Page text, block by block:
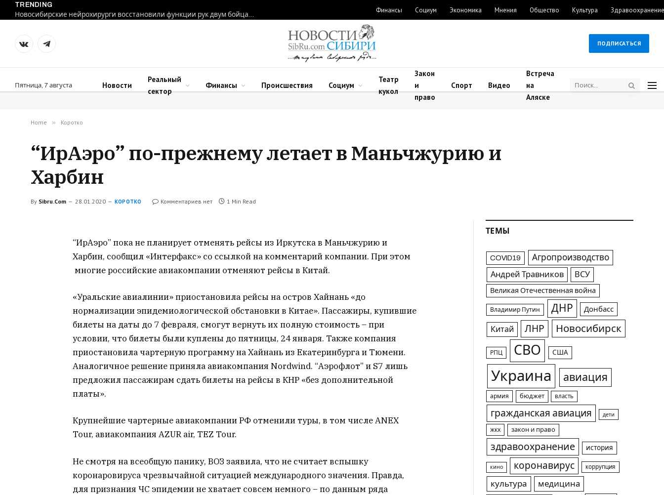
TRENDING
Новосибирские нейрохирурги восстановили функции рук двум бойцам после минно-взрывных травм
Финансы Социум Экономика Мнения Общество Культура Здравоохранение
VKontakteTelegram
ПОДПИСАТЬСЯ
Пятница, 7 августа Новости
Реальный
сектор
Финансы Происшествия Социум
Театр
кукол
Закон
и
право
Спорт Видео
Встреча
на
Аляске
Home » Коротко
“ИрАэро” по-прежнему летает в Маньчжурию и
Харбин
By Sibru.Com 28.01.2020 КОРОТКО Комментариев нет 1 Min Read
“ИрАэро” пока не планирует отменять рейсы из Иркутска в Маньчжурию и
Харбин, сообщил «Интерфакс» со ссылкой на комментарий компании. При этом
многие российские авиакомпании отменяют рейсы в Китай.
«Уральские авиалинии» приостановила рейсы на остров Хайнань «до
нормализации эпидемиологической обстановки в Китае». Пассажиры, купившие
билеты на даты до 7 февраля, смогут вернуть их полную стоимость – при
условии, что билеты были куплены до пятницы, 24 января. Также компания
приостановила чартерную программу на Хайнань из Екатеринбурга и Тюмени.
Аналогичное решение приняла авиакомпания Nordwind. “Аэрофлот” и S7 лишь
предложил пассажирам сдать билеты на рейсы в КНР «без дополнительной
платы».
Крупнейшие чартерные авиакомпании РФ отменили туры, в том числе ANEX
Tour, авиакомпания AZUR air, TEZ Tour.
Не смотря на всеобщую панику, ВОЗ заявила, что не считает вспышку
коронаровируса чрезвычайной ситуацией международного значения. Правда,
для признания ЧС эпидемии не хватает совсем немного – по данным ряда
ТЕМЫ
COVID19 Агропроизводство
Андрей Травников ВСУ
Великая Отечественная война
Владимир Путин ДНР Донбасс
Китай ЛНР Новосибирск
РПЦ СВО США
Украина авиация
армия бюджет власть
гражданская авиация дети
жкх закон и право
здравоохранение история
кино коронавирус коррупция
культура медицина